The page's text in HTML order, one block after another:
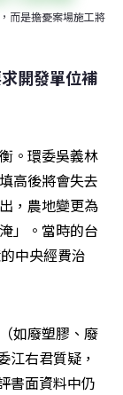
而是擔憂案場施工將
開發單位補
。環委吳義林
高後將會失去
，農地變更為
」。當時的台
中央經費治
如廢塑膠、廢
江右君質疑，
書面資料中仍